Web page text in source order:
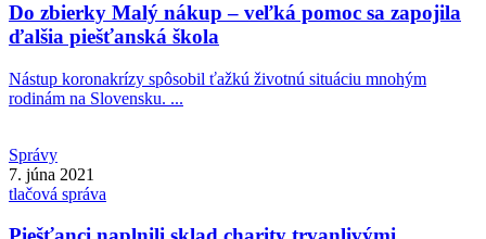
Do zbierky Malý nákup – veľká pomoc sa zapojila
ďalšia piešťanská škola
Nástup koronakrízy spôsobil ťažkú životnú situáciu mnohým
rodinám na Slovensku. ...
Správy
7. júna 2021
tlačová správa